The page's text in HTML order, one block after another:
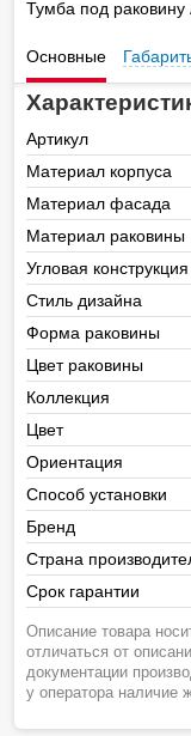
Тумба под
Основные
Артикул
Материал корпуса
Материал фасада
Материал раковины
Угловая конструкция
Стиль дизайна
Форма раковины
Цвет раковины
Коллекция
Цвет
Ориентация
Способ установки
Бренд
Страна
Срок гарантии
Описание товара
отличаться от
документации
у оператора наличие